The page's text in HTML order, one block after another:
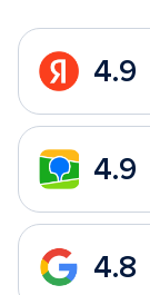
4.9
4.9
4.8